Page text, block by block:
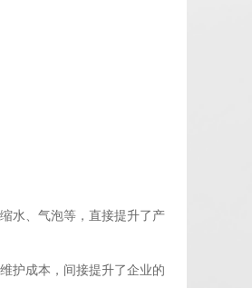
水、气泡等，直接提升了产
护成本，间接提升了企业的